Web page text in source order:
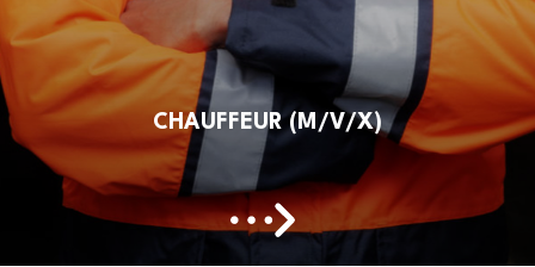
CHAUFFEUR (M/V/X)